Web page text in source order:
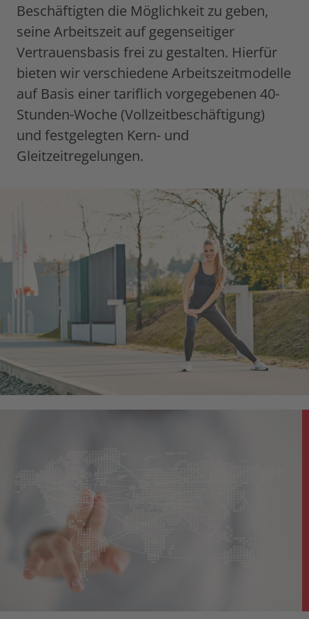
Beschäftigten die Möglichkeit zu geben,
seine Arbeitszeit auf gegenseitiger
Vertrauensbasis frei zu gestalten. Hierfür
bieten wir verschiedene Arbeitszeitmodelle
auf Basis einer tariflich vorgegebenen 40-
Stunden-Woche (Vollzeitbeschäftigung)
und festgelegten Kern- und
Gleitzeitregelungen.